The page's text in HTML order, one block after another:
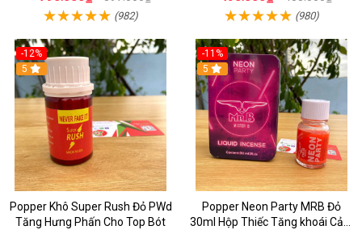
(982) (980)
-12%
5
Popper Khô Super Rush Đỏ PWd
Tăng Hưng Phấn Cho Top Bót
-11%
5
Popper Neon Party MRB Đỏ
30ml Hộp Thiếc Tăng khoái Cảm